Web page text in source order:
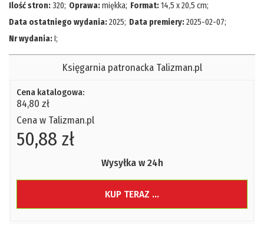
Ilość stron:320; Oprawa:miękka; Format:14,5 x 20,5 cm;
Data ostatniego wydania:2025; Data premiery:2025-02-07;
Nr wydania:I;
Księgarnia patronacka Talizman.pl
Cena katalogowa:
84,80 zł
Cena w Talizman.pl
50,88 zł
Wysyłka w 24h
KUP TERAZ ...